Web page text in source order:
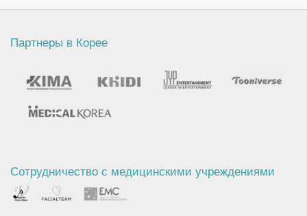
Партнеры в Корее
Сотрудничество с медицинскими учреждениями